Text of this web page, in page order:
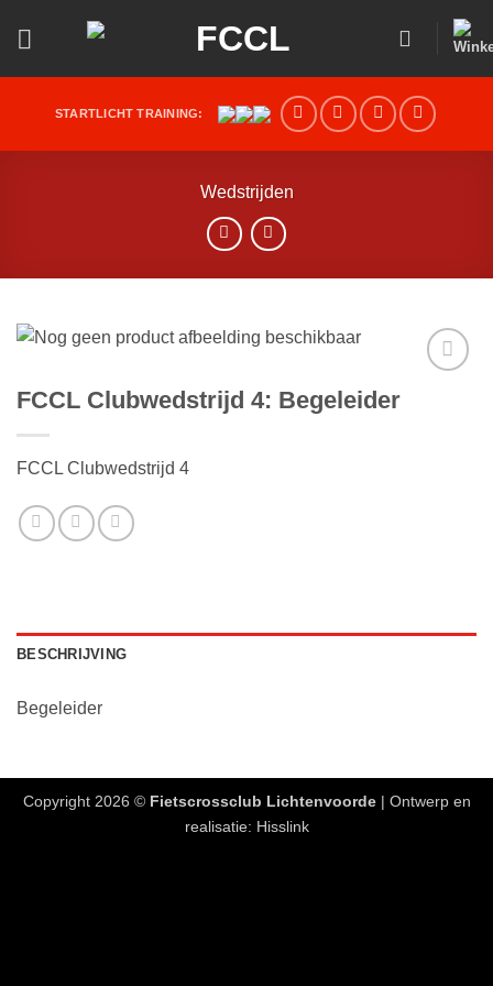
STARTLICHT TRAINING:
Wedstrijden
Toevoegen
FCCL Clubwedstrijd 4: Begeleider
FCCL Clubwedstrijd 4
BESCHRIJVING
Begeleider
Copyright 2026 © Fietscrossclub Lichtenvoorde | Ontwerp en
realisatie: Hisslink